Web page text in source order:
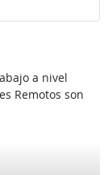
a nivel
Remotos son